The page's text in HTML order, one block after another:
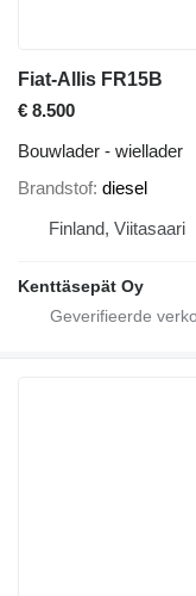
Fiat-Allis FR15B
€ 8.500
Bouwlader - wiellader
Brandstof diesel
Finland, Viitasaari
Kenttäsepät Oy